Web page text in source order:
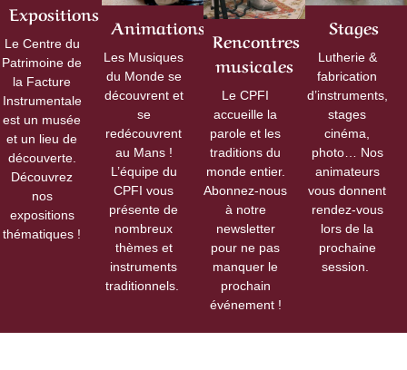
Expositions
Le Centre du
Patrimoine de
la Facture
Instrumentale
est un musée
et un lieu de
découverte.
Découvrez
nos
expositions
thématiques !
Animations
Les Musiques
du Monde se
découvrent et
se
redécouvrent
au Mans !
L’équipe du
CPFI vous
présente de
nombreux
thèmes et
instruments
traditionnels.
Rencontres
musicales
Le CPFI
accueille la
parole et les
traditions du
monde entier.
Abonnez-nous
à notre
newsletter
pour ne pas
manquer le
prochain
événement !
Stages
Lutherie&
fabrication
d’instruments,
stages
cinéma,
photo… Nos
animateurs
vous donnent
rendez-vous
lors de la
prochaine
session.